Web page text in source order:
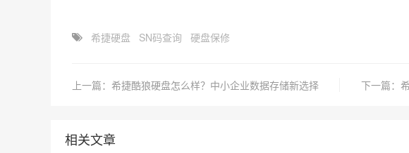
希捷硬盘 SN码查询 硬盘保修
上一篇：希捷酷狼硬盘怎么样？中小企业数据存储新选择 下一篇：
相关文章